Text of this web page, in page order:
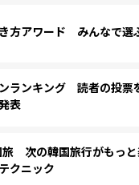
方アワード みんなで選
ランキング 読者の投票
表
次の韓国旅行がもっと
クニック